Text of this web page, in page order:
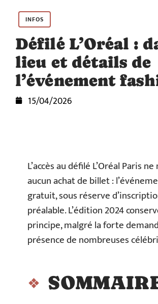
INFOS
Défilé L’Oréal :
lieu et détails de
l’événement
15/04/2026
L’accès au défilé L’Oréal Paris
aucun achat de billet :
gratuit, sous réserve
préalable. L’édition 2024
principe, malgré la forte
présence de nombreuses